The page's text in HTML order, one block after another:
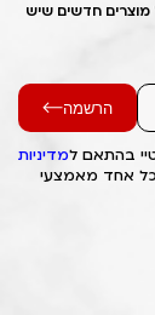
מוצרים חדשים שיש
הרשמה
בהתאם למדיניות
אחד מאמצעי